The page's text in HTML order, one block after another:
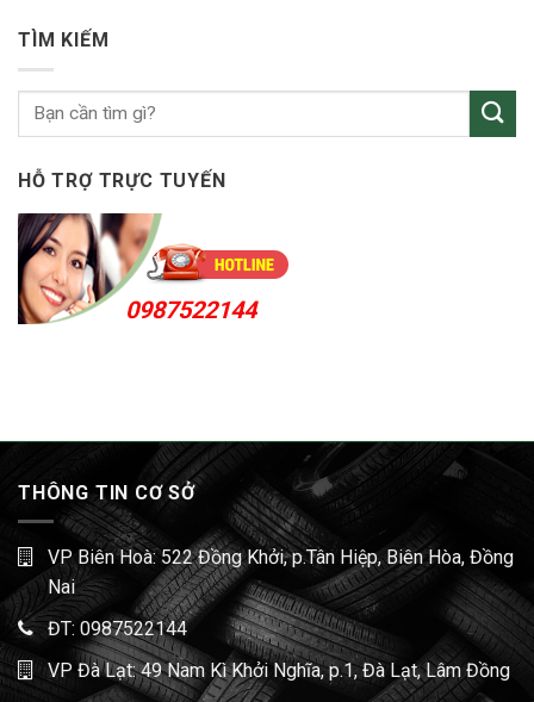
Sóng
TÌM KIẾM
HỖ TRỢ TRỰC TUYẾN
0987522144
THÔNG TIN CƠ SỞ
VP Biên Hoà: 522 Đồng Khởi, p.Tân Hiệp, Biên Hòa, Đồng
Nai
ĐT: 0987522144
VP Đà Lạt: 49 Nam Kì Khởi Nghĩa, p.1, Đà Lạt, Lâm Đồng